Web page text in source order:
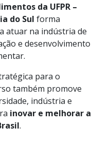
da UFPR –
do Sul forma
atuar na indústria de
e desenvolvimento
para o
também promove
indústria e
inovar e melhorar a
.